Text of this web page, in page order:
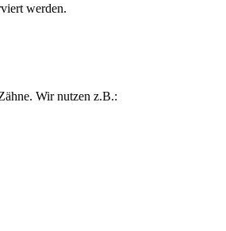
werden.
Wir nutzen z.B.: